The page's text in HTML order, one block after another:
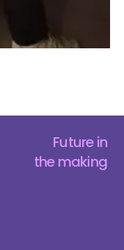
Future in
the making